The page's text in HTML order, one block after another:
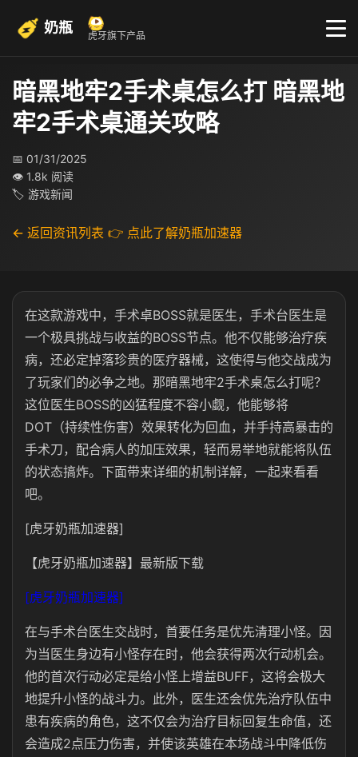
奶瓶 虎牙旗下产品
暗黑地牢2手术桌怎么打 暗黑地
牢2手术桌通关攻略
📅 01/31/2025
👁 1.8k 阅读
🏷 游戏新闻
← 返回资讯列表 👉 点此了解奶瓶加速器
在这款游戏中，手术卓BOSS就是医生，手术台医生是
一个极具挑战与收益的BOSS节点。他不仅能够治疗疾
病，还必定掉落珍贵的医疗器械，这使得与他交战成为
了玩家们的必争之地。那暗黑地牢2手术桌怎么打呢？
这位医生BOSS的凶猛程度不容小觑，他能够将
DOT（持续性伤害）效果转化为回血，并手持高暴击的
手术刀，配合病人的加压效果，轻而易举地就能将队伍
的状态搞炸。下面带来详细的机制详解，一起来看看
吧。
[虎牙奶瓶加速器]
【虎牙奶瓶加速器】最新版下载
[虎牙奶瓶加速器]
在与手术台医生交战时，首要任务是优先清理小怪。因
为当医生身边有小怪存在时，他会获得两次行动机会。
他的首次行动必定是给小怪上增益BUFF，这将会极大
地提升小怪的战斗力。此外，医生还会优先治疗队伍中
患有疾病的角色，这不仅会为治疗目标回复生命值，还
会造成2点压力伤害，并使该英雄在本场战斗中降低伤